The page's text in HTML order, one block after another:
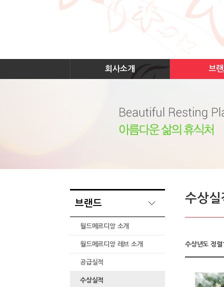
회사소개 브
브랜드
월드메르디앙 소개
월드메르디앙 레브 소개
공급실적
수상실적
수상실
수상년도 정